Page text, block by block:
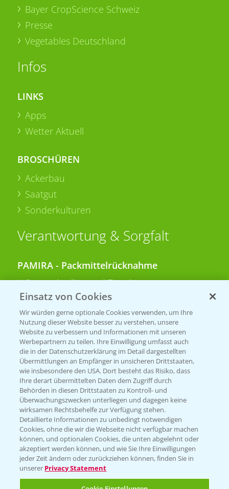
Bayer CropScience Schweiz
Presse
Vegetables Deutschland
Infos
LINKS
Apps
Wetter Aktuell
BROSCHÜREN
Ackerbau
Saatgut
Sonderkulturen
Verantwortung & Sorgfalt
PAMIRA - Packmittelrücknahme
Sammelstellen und Termine
PRE - Chemikalien sicher entsorgen
Sammelstellen und Termine
Kontakt & Notfall
Beratung auf WhatsApp
T.+49 (0)174 346 564 1
KONTAKT
Hilfe in Notfällen
T.+49 (0)214/30-20220
Einsatz von Cookies
Wir würden gerne optionale Cookies verwenden, um Ihre
Nutzung dieser Website besser zu verstehen, unsere
Website zu verbessern und Informationen mit unseren
Werbepartnern zu teilen. Ihre Einwilligung umfasst auch
die in der Datenschutzerklärung im Detail dargestellten
Übermittlungen an Empfänger in unsicheren Drittstaaten,
wie insbesondere den USA. Dort besteht das Risiko, dass
Ihre derart übermittelten Daten dem Zugriff durch
Behörden in diesen Drittstaaten zu Kontroll- und
Überwachungszwecken unterliegen und dagegen keine
wirksamen Rechtsbehelfe zur Verfügung stehen.
Detaillierte Informationen zu unbedingt notwendigen
Cookies, ohne die wir die Webseite nicht verfügbar machen
können, und optionalen Cookies, die unten abgelehnt oder
akzeptiert werden können, und wie Sie Ihre Einwilligungen
jeder Zeit ändern oder zurückziehen können, finden Sie in
unserer Privacy Statement